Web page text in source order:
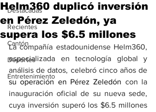
Destacadas
Recientes
Cantón
Deportes
Entretenimiento
Helm360 duplicó inversión
en Pérez Zeledón, ya
supera los $6.5 millones
La compañía estadounidense Helm360,
especializada en tecnología global y
su operación en Pérez Zeledón con la
inauguración oficial de su nueva sede,
cuya inversión superó los $6.5 millones